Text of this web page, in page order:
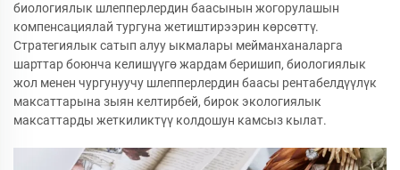
биологиялык шлепперлердин баасынын жогорулашын
компенсациялай тургуна жетиштирээрин көрсөттү.
Стратегиялык сатып алуу ыкмалары мейманханаларга
шарттар боюнча келишүүгө жардам беришип, биологиялык
жол менен чургунуучу шлепперлердин баасы рентабелдүүлүк
максаттарына зыян келтирбей, бирок экологиялык
максаттарды жеткиликтүү колдошун камсыз кылат.